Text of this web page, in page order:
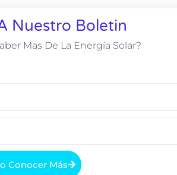
Nuestro Boletin
Mas De La Energía Solar?
Conocer Más